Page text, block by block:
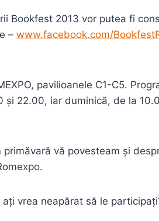
Bookfest 2013 vor putea fi
– www.facebook.com/
pavilioanele C1-C5.
și 22.00, iar duminică, de la
vă povesteam și
vrea neapărat să le